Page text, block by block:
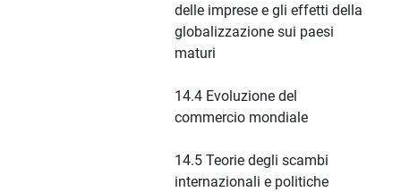
delle imprese e gli effetti della
globalizzazione sui paesi
maturi
14.4 Evoluzione del
commercio mondiale
14.5 Teorie degli scambi
internazionali e politiche